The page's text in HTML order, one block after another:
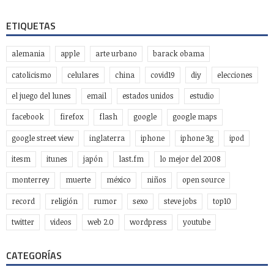
ETIQUETAS
alemania apple arte urbano barack obama
catolicismo celulares china covid19 diy elecciones
el juego del lunes email estados unidos estudio
facebook firefox flash google google maps
google street view inglaterra iphone iphone 3g ipod
itesm itunes japón last.fm lo mejor del 2008
monterrey muerte méxico niños open source
record religión rumor sexo steve jobs top10
twitter videos web 2.0 wordpress youtube
CATEGORÍAS